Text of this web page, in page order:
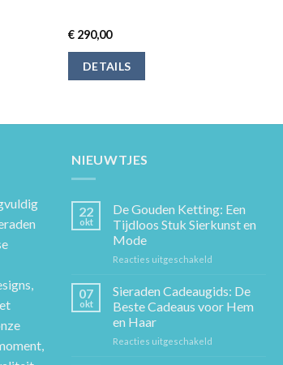
€ 290,00
DETAILS
NIEUWTJES
22
okt
De Gouden Ketting: Een
Tijdloos Stuk Sierkunst en
Mode
Reacties uitgeschakeld
Gouden
Een
07
okt
Sieraden Cadeaugids: De
Beste Cadeaus voor Hem
en Haar
Reacties uitgeschakeld